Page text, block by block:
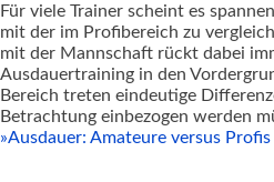
Für viele Trainer scheint es
mit der im Profibereich zu
mit der Mannschaft rückt dabei
Ausdauertraining in den
Bereich treten eindeutige
Betrachtung einbezogen werden
»Ausdauer: Amateure versus Profis